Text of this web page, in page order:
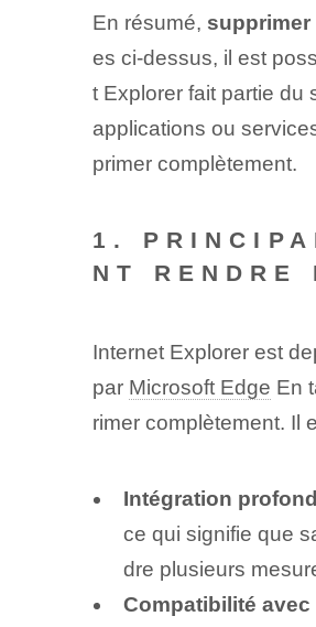
En résumé, supprimer
es ci-dessus, il est
t Explorer fait partie du
applications ou
primer complètement.
1.
NT RENDRE
Internet Explorer est
par Microsoft Edge En
rimer complètement. Il
Intégration
ce qui signifie que
dre plusieurs
Compatibilité